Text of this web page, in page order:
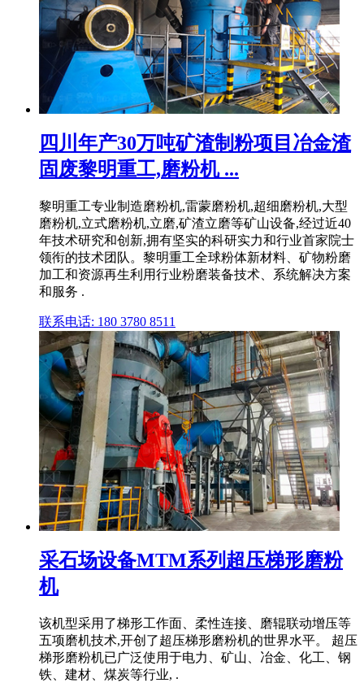
四川年产30万吨矿渣制粉项目冶金渣
固废黎明重工,磨粉机 ...
黎明重工专业制造磨粉机,雷蒙磨粉机,超细磨粉机,大型
磨粉机,立式磨粉机,立磨,矿渣立磨等矿山设备,经过近40
年技术研究和创新,拥有坚实的科研实力和行业首家院士
领衔的技术团队。黎明重工全球粉体新材料、矿物粉磨
加工和资源再生利用行业粉磨装备技术、系统解决方案
和服务 .
联系电话: 180 3780 8511
采石场设备MTM系列超压梯形磨粉
机
该机型采用了梯形工作面、柔性连接、磨辊联动增压等
五项磨机技术,开创了超压梯形磨粉机的世界水平。 超压
梯形磨粉机已广泛使用于电力、矿山、冶金、化工、钢
铁、建材、煤炭等行业, .